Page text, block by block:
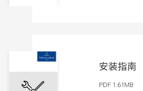
安装指南
PDF 1.61MB